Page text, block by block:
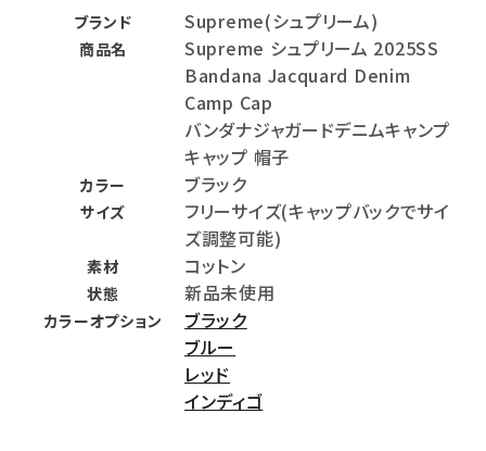
ブランド Supreme(シュプリーム)
商品名
Supreme シュプリーム 2025SS
Bandana Jacquard Denim
Camp Cap
バンダナジャガードデニムキャンプ
キャップ 帽子
カラー ブラック
サイズ
フリーサイズ(キャップバックでサイ
ズ調整可能)
素材 コットン
状態 新品未使用
カラーオプション
ブラック
ブルー
レッド
インディゴ